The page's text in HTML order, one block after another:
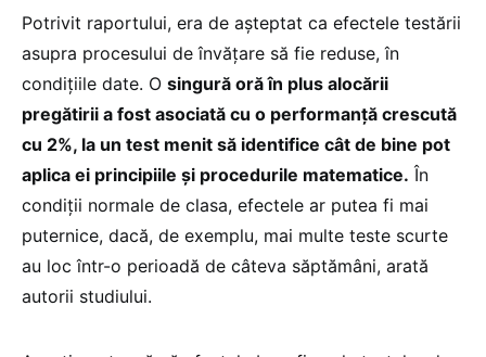
Potrivit raportului, era de așteptat ca efectele testării
asupra procesului de învățare să fie reduse, în
condițiile date. O singură oră în plus alocării
pregătirii a fost asociată cu o performanță crescută
cu 2%, la un test menit să identifice cât de bine pot
aplica ei principiile și procedurile matematice. În
condiții normale de clasa, efectele ar putea fi mai
puternice, dacă, de exemplu, mai multe teste scurte
au loc într-o perioadă de câteva săptămâni, arată
autorii studiului.